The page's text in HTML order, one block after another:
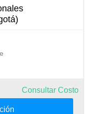
Consultar Costo